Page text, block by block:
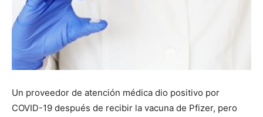
Un proveedor de atención médica dio positivo por
COVID-19 después de recibir la vacuna de Pfizer, pero